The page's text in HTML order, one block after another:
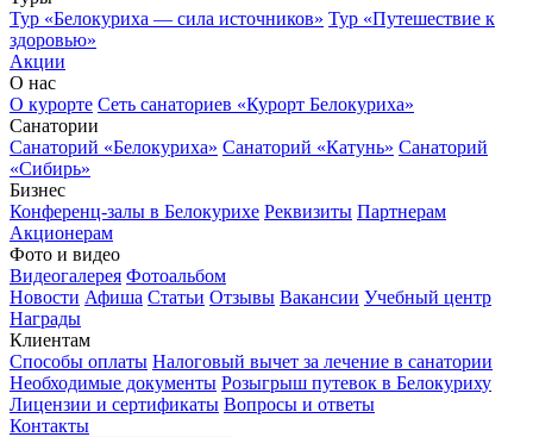
Тур «Белокуриха — сила источников» Тур «Путешествие к
здоровью»
Акции
О нас
О курорте Сеть санаториев «Курорт Белокуриха»
Санатории
Санаторий «Белокуриха» Санаторий «Катунь» Санаторий
«Сибирь»
Бизнес
Конференц-залы в Белокурихе Реквизиты Партнерам
Акционерам
Фото и видео
Видеогалерея Фотоальбом
Новости Афиша Статьи Отзывы Вакансии Учебный центр
Награды
Клиентам
Способы оплаты Налоговый вычет за лечение в санатории
Необходимые документы Розыгрыш путевок в Белокуриху
Лицензии и сертификаты Вопросы и ответы
Контакты